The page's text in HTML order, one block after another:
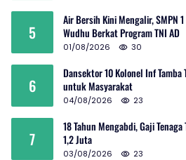
5
Air Bersih Kini Mengalir, SMPN
Wudhu Berkat Program TNI AD
01/08/2026 30
6
Dansektor 10 Kolonel Inf Tamba
untuk Masyarakat
04/08/2026 23
7
18 Tahun Mengabdi, Gaji
1,2 Juta
03/08/2026 23